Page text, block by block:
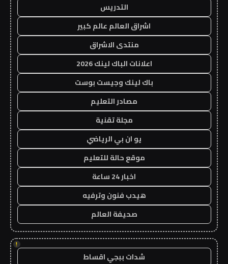
التدريس
اشراق العالم عالم كبير
منتدى الاشراق
اعلانات الباك لينك 2026
باك لينك وجيست بوست
مصادر التعليم
مجلة تقنية
يو ان بي الرياضي
موقع حالة للتعليم
اخبار 24 ساعة
هيدب فنون وترفيه
صحيفة العالم
!
شدات ببجي اقساط